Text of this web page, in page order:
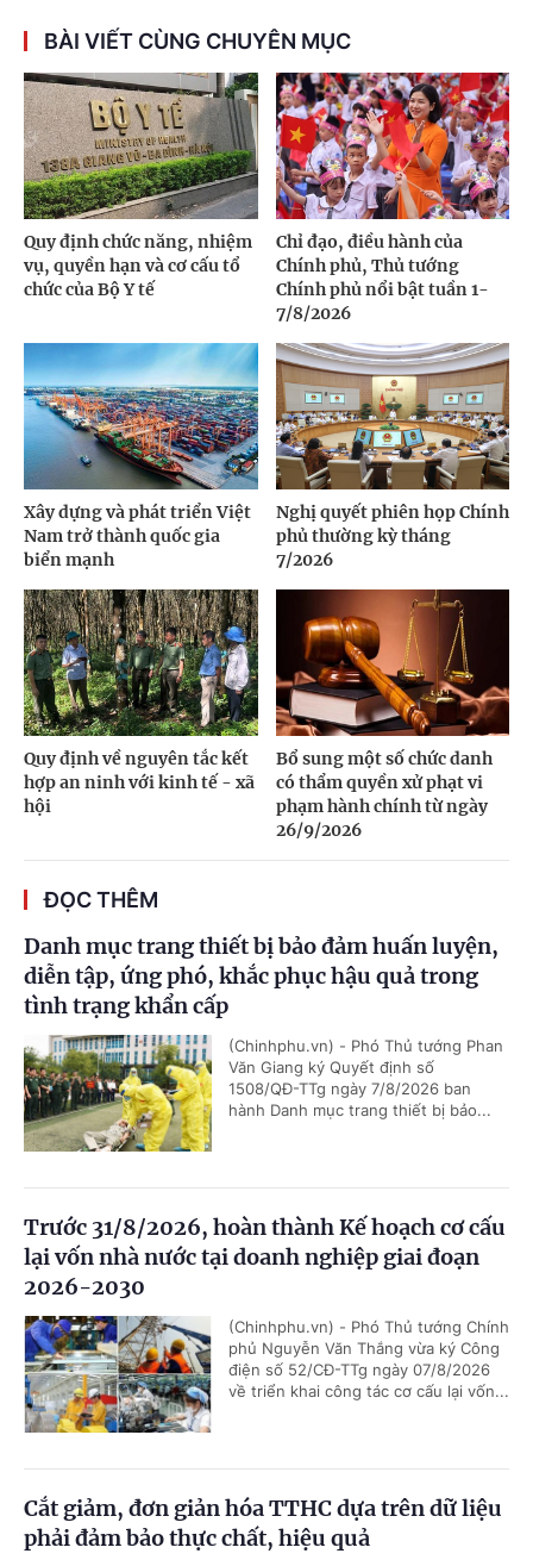
BÀI VIẾT CÙNG CHUYÊN MỤC
Quy định chức năng, nhiệm
vụ, quyền hạn và cơ cấu tổ
chức của Bộ Y tế
Chỉ đạo, điều hành của
Chính phủ, Thủ tướng
Chính phủ nổi bật tuần 1-
7/8/2026
Xây dựng và phát triển Việt
Nam trở thành quốc gia
biển mạnh
Nghị quyết phiên họp Chính
phủ thường kỳ tháng
7/2026
Quy định về nguyên tắc kết
hợp an ninh với kinh tế - xã
hội
Bổ sung một số chức danh
có thẩm quyền xử phạt vi
phạm hành chính từ ngày
26/9/2026
ĐỌC THÊM
Danh mục trang thiết bị bảo đảm huấn luyện,
diễn tập, ứng phó, khắc phục hậu quả trong
tình trạng khẩn cấp
(Chinhphu.vn) - Phó Thủ tướng Phan
Văn Giang ký Quyết định số
1508/QĐ-TTg ngày 7/8/2026 ban
hành Danh mục trang thiết bị bảo...
Trước 31/8/2026, hoàn thành Kế hoạch cơ cấu
lại vốn nhà nước tại doanh nghiệp giai đoạn
2026-2030
(Chinhphu.vn) - Phó Thủ tướng Chính
phủ Nguyễn Văn Thắng vừa ký Công
điện số 52/CĐ-TTg ngày 07/8/2026
về triển khai công tác cơ cấu lại vốn...
Cắt giảm, đơn giản hóa TTHC dựa trên dữ liệu
phải đảm bảo thực chất, hiệu quả